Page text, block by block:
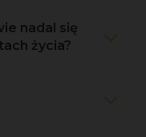
nadal się
życia?